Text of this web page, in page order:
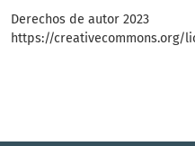
Derechos de autor 2023
https://creativecommons.org/